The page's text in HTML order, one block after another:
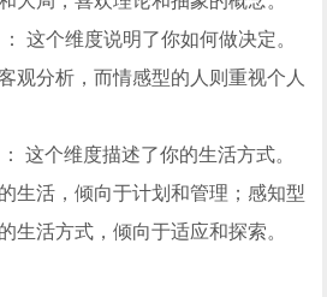
这个维度说明了你如何做决定。
观分析，而情感型的人则重视个人
这个维度描述了你的生活方式。
生活，倾向于计划和管理；感知型
生活方式，倾向于适应和探索。